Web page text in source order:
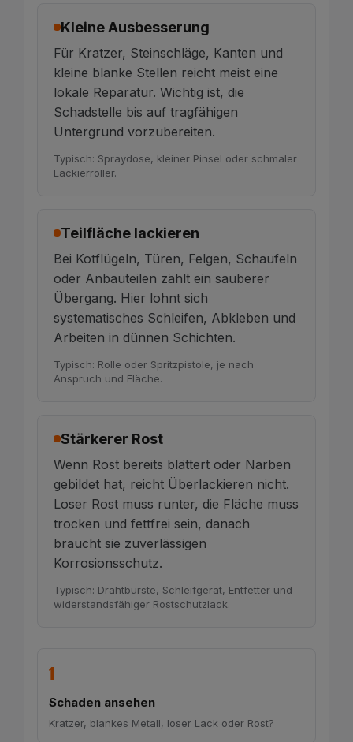
Kleine Ausbesserung
Für Kratzer, Steinschläge, Kanten und
kleine blanke Stellen reicht meist eine
lokale Reparatur. Wichtig ist, die
Schadstelle bis auf tragfähigen
Untergrund vorzubereiten.
Typisch: Spraydose, kleiner Pinsel oder schmaler
Lackierroller.
Teilfläche lackieren
Bei Kotflügeln, Türen, Felgen, Schaufeln
oder Anbauteilen zählt ein sauberer
Übergang. Hier lohnt sich
systematisches Schleifen, Abkleben und
Arbeiten in dünnen Schichten.
Typisch: Rolle oder Spritzpistole, je nach
Anspruch und Fläche.
Stärkerer Rost
Wenn Rost bereits blättert oder Narben
gebildet hat, reicht Überlackieren nicht.
Loser Rost muss runter, die Fläche muss
trocken und fettfrei sein, danach
braucht sie zuverlässigen
Korrosionsschutz.
Typisch: Drahtbürste, Schleifgerät, Entfetter und
widerstandsfähiger Rostschutzlack.
1
Schaden ansehen
Kratzer, blankes Metall, loser Lack oder Rost?